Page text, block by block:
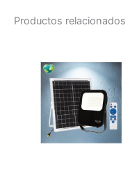
Productos relacionados